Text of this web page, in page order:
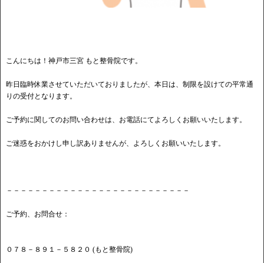
こんにちは！神戸市三宮 もと整骨院です。
昨日臨時休業させていただいておりましたが、本日は、制限を設けての平常通
りの受付となります。
ご予約に関してのお問い合わせは、お電話にてよろしくお願いいたします。
ご迷惑をおかけし申し訳ありませんが、よろしくお願いいたします。
－－－－－－－－－－－－－－－－－－－－－－－－－－
ご予約、お問合せ：
０７８－８９１－５８２０ (もと整骨院)